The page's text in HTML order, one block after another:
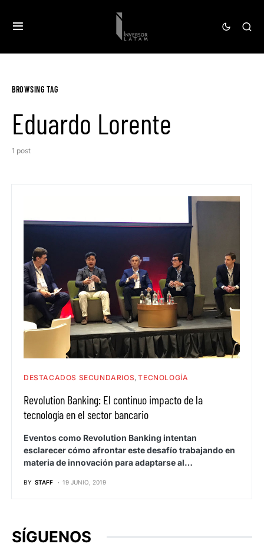
BROWSING TAG
Eduardo Lorente
1 post
DESTACADOS SECUNDARIOS TECNOLOGÍA
Revolution Banking: El continuo impacto de la
tecnología en el sector bancario
Eventos como Revolution Banking intentan
esclarecer cómo afrontar este desafío trabajando en
materia de innovación para adaptarse al…
BY STAFF 19 JUNIO, 2019
SÍGUENOS